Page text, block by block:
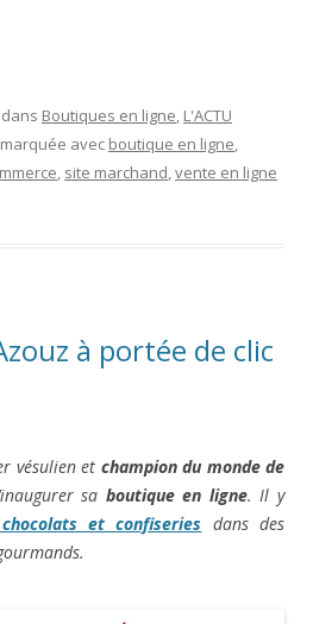
Boutiques en ligne, L'ACTU
avec boutique en ligne,
, site marchand,vente en ligne
à portée de clic
vésulien et champion du monde de
sa boutique en ligne. Il y
et confiseries dans des